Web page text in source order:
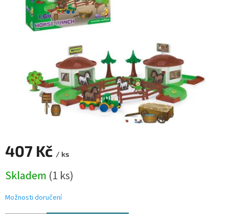
hvězdiček.
407 Kč / ks
cena:
Skladem (1 ks)
Možnosti doručení